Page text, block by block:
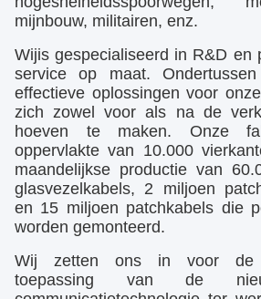
mijnbouw, militairen, enz.
Wijis gespecialiseerd in R&D en
service op maat.
effectieve oplossingen voor
zich zowel voor als na de
hoeven te maken. Onze
oppervlakte van 10.000
maandelijkse productie van
glasvezelkabels, 2 miljoen
en 15 miljoen patchkabels die
worden gemonteerd.
Wij zetten ons in voor de
toepassing van de